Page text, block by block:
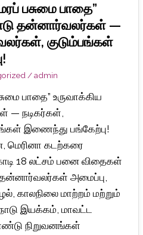
பசுமை பாதை”
தன்னார்வலர்கள் —
குடும்பங்கள்
/admin
பாதை” உருவாக்கிய
— நடிகர்கள்,
இணைந்து பங்கேற்பு!
மெரினா கடற்கரை
18 லட்சம் பனை விதைகள்
தன்னார்வலர்கள் அமைப்பு,
காலநிலை மாற்றம் மற்றும்
இயக்கம், மாவட்ட
நிறுவனங்கள்